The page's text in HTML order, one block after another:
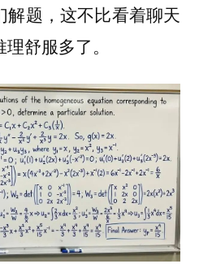
解题，这不比看着聊天
舒服多了。